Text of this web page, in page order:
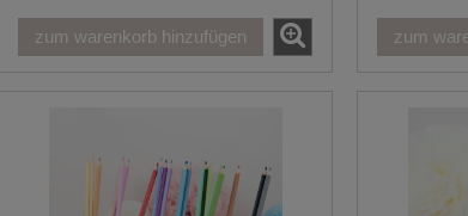
zum warenkorb hinzufügen zum